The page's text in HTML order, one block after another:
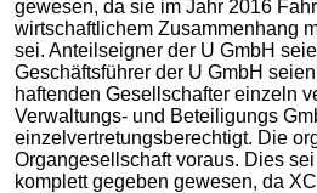
gewesen, da sie im Jahr 2016
wirtschaftlichem Zusammenhang
sei. Anteilseigner der U GmbH
Geschäftsführer der U GmbH
haftenden Gesellschafter einzeln
Verwaltungs- und Beteiligungs
einzelvertretungsberechtigt. Die
Organgesellschaft voraus. Dies
komplett gegeben gewesen, da